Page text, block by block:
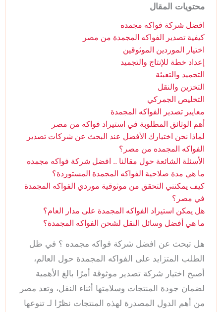
محتويات المقال
افضل شركة فواكه مجمده
كيفية تصدير الفواكه المجمدة من مصر
اختيار الموردين الموثوقين
إعداد خطة للإنتاج والتجميد
التجميد والتعبئة
التخزين والنقل
التخليص الجمركي
معايير تصدير الفواكه المجمدة
أهم الوثائق المطلوبة في استيراد فواكه من مصر
لماذا نحن اختيارك الأفضل عند البحث عن شركات تصدير
الفواكه المجمده من مصر؟
الأسئلة الشائعة حول مقالنا .. افضل شركة فواكه مجمده
ما هي مدة صلاحية الفواكه المجمدة المستوردة؟
كيف يمكنني التحقق من موثوقية موردي الفواكه المجمدة
في مصر؟
هل يمكن استيراد الفواكه المجمدة على مدار العام؟
ما هي أفضل وسائل النقل لشحن الفواكه المجمدة؟
هل تبحث عن افضل شركة فواكه مجمده ؟ في ظل
الطلب المتزايد على الفواكه المجمدة حول العالم،
أصبح اختيار شركة تصدير موثوقة أمرًا بالغ الأهمية
لضمان جودة المنتجات وسلامتها أثناء النقل، وتعد مصر
من أهم الدول المصدرة لهذه المنتجات نظرًا لـ تنوعها